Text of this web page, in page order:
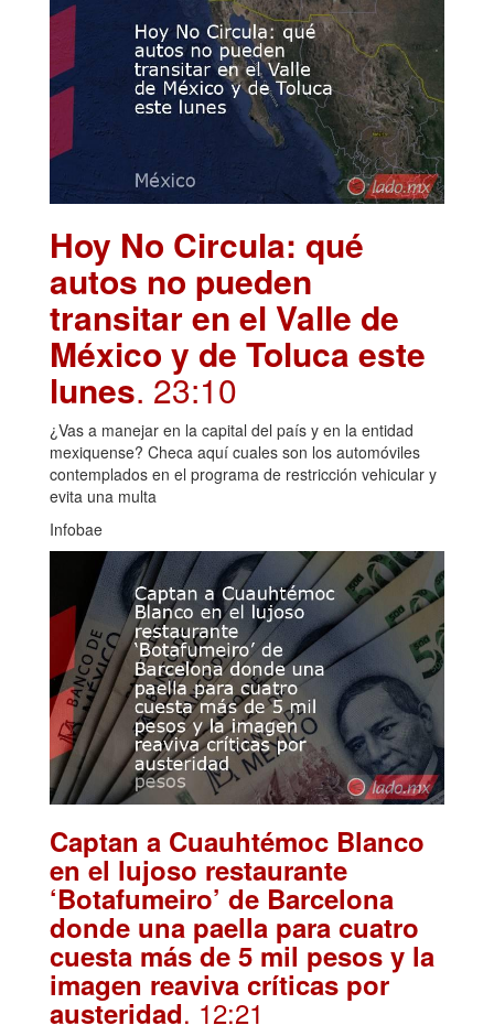
Hoy No Circula: qué
autos no pueden
transitar en el Valle de
México y de Toluca este
lunes. 23:10
¿Vas a manejar en la capital del país y en la entidad
mexiquense? Checa aquí cuales son los automóviles
contemplados en el programa de restricción vehicular y
evita una multa
Infobae
Captan a Cuauhtémoc Blanco
en el lujoso restaurante
‘Botafumeiro’ de Barcelona
donde una paella para cuatro
cuesta más de 5 mil pesos y la
imagen reaviva críticas por
austeridad. 12:21